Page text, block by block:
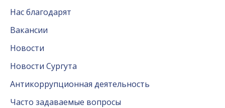
Нас благодарят
Вакансии
Новости
Новости Сургута
Антикоррупционная деятельность
Часто задаваемые вопросы